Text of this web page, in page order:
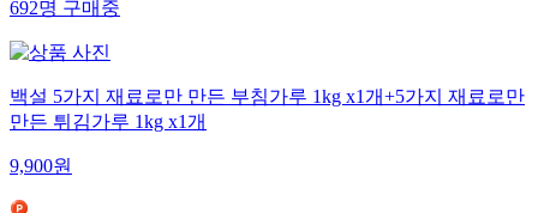
692명구매중
백설 5가지 재료로만 만든 부침가루 1kg x1개+5가지 재료로만
만든 튀김가루 1kg x1개
9,900원